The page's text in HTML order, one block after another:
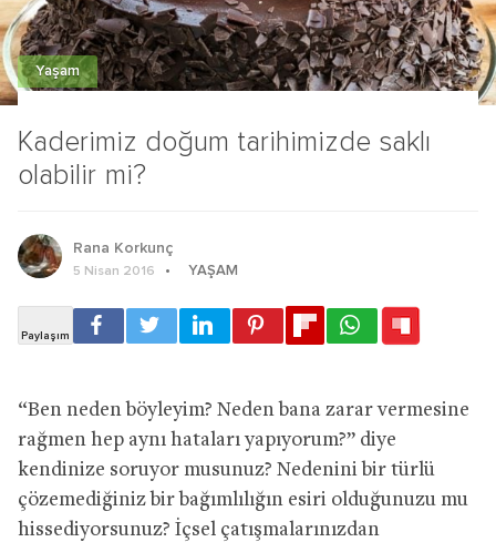
Kaderimiz doğum tarihimizde saklı
olabilir mi?
Yaşam
Rana Korkunç
5 Nisan 2016 YAŞAM
“Ben neden böyleyim? Neden bana zarar vermesine
rağmen hep aynı hataları yapıyorum?” diye
kendinize soruyor musunuz? Nedenini bir türlü
çözemediğiniz bir bağımlılığın esiri olduğunuzu mu
hissediyorsunuz? İçsel çatışmalarınızdan